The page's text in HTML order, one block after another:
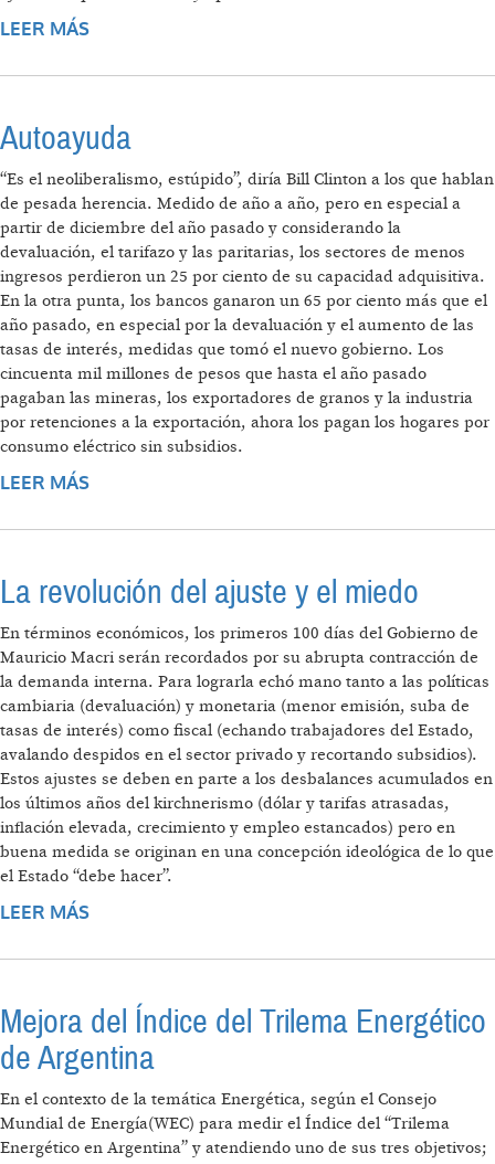
LEER MÁS
Autoayuda
“Es el neoliberalismo, estúpido”, diría Bill Clinton a los que hablan
de pesada herencia. Medido de año a año, pero en especial a
partir de diciembre del año pasado y considerando la
devaluación, el tarifazo y las paritarias, los sectores de menos
ingresos perdieron un 25 por ciento de su capacidad adquisitiva.
En la otra punta, los bancos ganaron un 65 por ciento más que el
año pasado, en especial por la devaluación y el aumento de las
tasas de interés, medidas que tomó el nuevo gobierno. Los
cincuenta mil millones de pesos que hasta el año pasado
pagaban las mineras, los exportadores de granos y la industria
por retenciones a la exportación, ahora los pagan los hogares por
consumo eléctrico sin subsidios.
LEER MÁS
La revolución del ajuste y el miedo
En términos económicos, los primeros 100 días del Gobierno de
Mauricio Macri serán recordados por su abrupta contracción de
la demanda interna. Para lograrla echó mano tanto a las políticas
cambiaria (devaluación) y monetaria (menor emisión, suba de
tasas de interés) como fiscal (echando trabajadores del Estado,
avalando despidos en el sector privado y recortando subsidios).
Estos ajustes se deben en parte a los desbalances acumulados en
los últimos años del kirchnerismo (dólar y tarifas atrasadas,
inflación elevada, crecimiento y empleo estancados) pero en
buena medida se originan en una concepción ideológica de lo que
el Estado “debe hacer”.
LEER MÁS
Mejora del Índice del Trilema Energético
de Argentina
En el contexto de la temática Energética, según el Consejo
Mundial de Energía(WEC) para medir el Índice del “Trilema
Energético en Argentina” y atendiendo uno de sus tres objetivos;